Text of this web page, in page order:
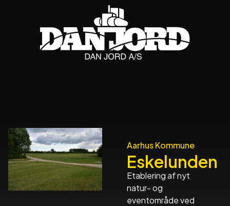
Aarhus Kommune
Eskelunden
Etablering af nyt
natur- og
eventområde ved